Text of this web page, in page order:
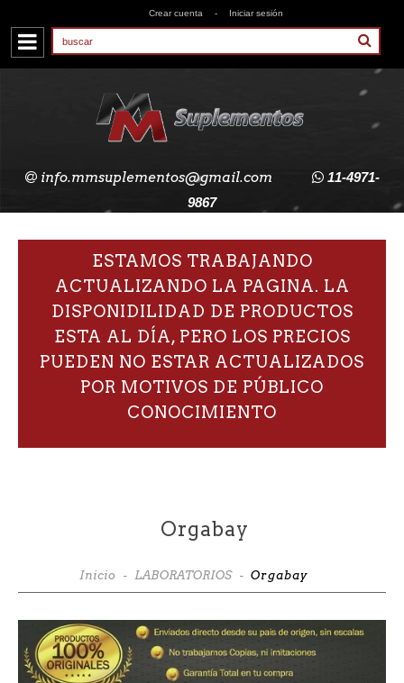
Crear cuenta - Iniciar sesión
info.mmsuplementos@gmail.com
11-4971-
9867
ESTAMOS TRABAJANDO
ACTUALIZANDO LA PAGINA. LA
DISPONIDILIDAD DE PRODUCTOS
ESTA AL DÍA, PERO LOS PRECIOS
PUEDEN NO ESTAR ACTUALIZADOS
POR MOTIVOS DE PÚBLICO
CONOCIMIENTO
Orgabay
Inicio - LABORATORIOS - Orgabay